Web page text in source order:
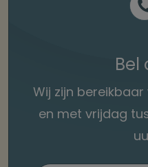
Bel
Wij zijn
en met vrijdag